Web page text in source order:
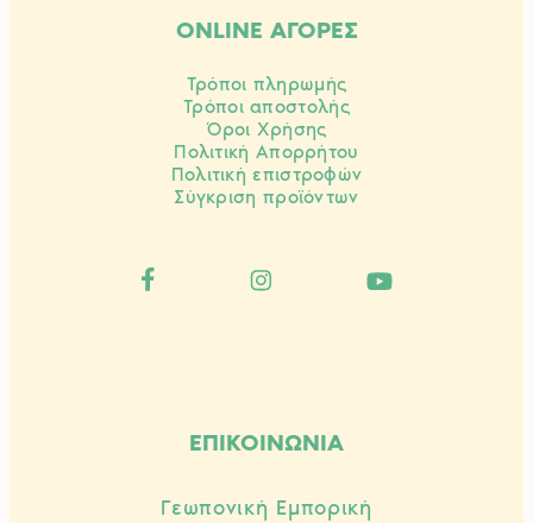
ONLINE ΑΓΟΡΕΣ
Τρόποι πληρωμής
Τρόποι αποστολής
Όροι Χρήσης
Πολιτική Απορρήτου
Πολιτική επιστροφών
Σύγκριση προϊόντων
ΕΠΙΚΟΙΝΩΝΙΑ
Γεωπονική Εμπορική